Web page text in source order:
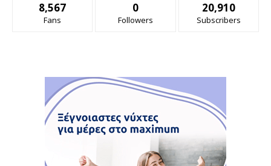
8,567
Fans
0
Followers
20,910
Subscribers